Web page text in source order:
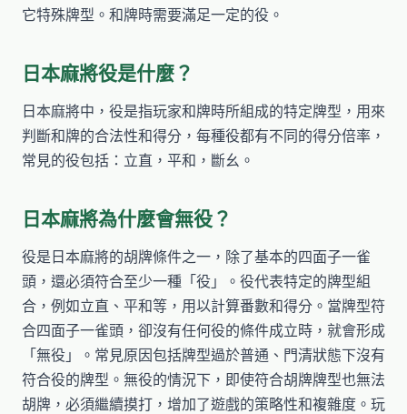
它特殊牌型。和牌時需要滿足一定的役。
日本麻將役是什麼？
日本麻將中，役是指玩家和牌時所組成的特定牌型，用來
判斷和牌的合法性和得分，每種役都有不同的得分倍率，
常見的役包括：立直，平和，斷幺。
日本麻將為什麼會無役？
役是日本麻將的胡牌條件之一，除了基本的四面子一雀
頭，還必須符合至少一種「役」。役代表特定的牌型組
合，例如立直、平和等，用以計算番數和得分。當牌型符
合四面子一雀頭，卻沒有任何役的條件成立時，就會形成
「無役」。常見原因包括牌型過於普通、門清狀態下沒有
符合役的牌型。無役的情況下，即使符合胡牌牌型也無法
胡牌，必須繼續摸打，增加了遊戲的策略性和複雜度。玩